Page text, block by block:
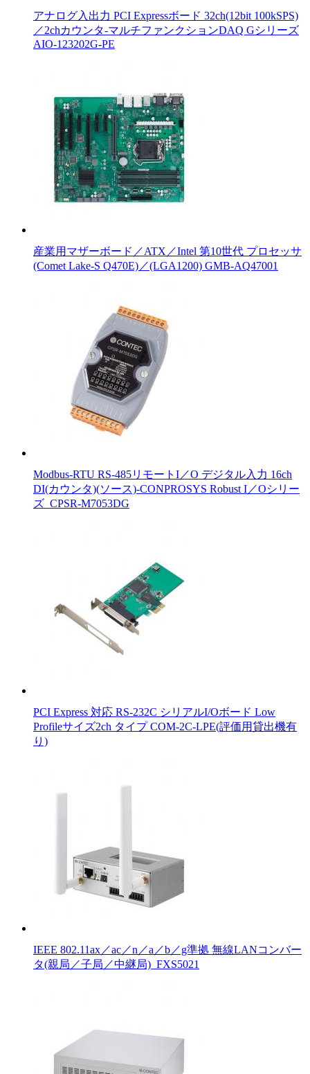
アナログ入出力 PCI Expressボード 32ch(12bit 100kSPS)
／2chカウンタ-マルチファンクションDAQ Gシリーズ
AIO-123202G-PE
産業用マザーボード／ATX／Intel 第10世代 プロセッサ
(Comet Lake-S Q470E)／(LGA1200) GMB-AQ47001
Modbus-RTU RS-485リモートI／O デジタル入力 16ch
DI(カウンタ)(ソース)-CONPROSYS Robust I／Oシリー
ズ_CPSR-M7053DG
PCI Express 対応 RS-232C シリアルI/Oボード Low
Profileサイズ2ch タイプ COM-2C-LPE(評価用貸出機有
り)
IEEE 802.11ax／ac／n／a／b／g準拠 無線LANコンバー
タ(親局／子局／中継局)_FXS5021